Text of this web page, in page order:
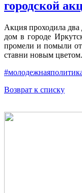
городской
Акция проходила
дом в городе
промели и помыли
ставни новым цветом.
Возврат к списку